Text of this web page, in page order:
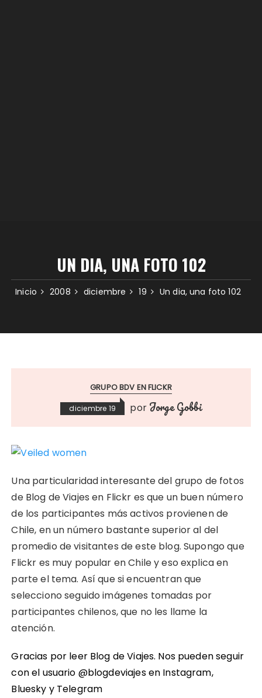
UN DIA, UNA FOTO 102
Inicio 2008 diciembre 19 Un dia, una foto 102
GRUPO BDV EN FLICKR
diciembre 19 por Jorge Gobbi
Una particularidad interesante del grupo de fotos
de Blog de Viajes en Flickr es que un buen número
de los participantes más activos provienen de
Chile, en un número bastante superior al del
promedio de visitantes de este blog. Supongo que
Flickr es muy popular en Chile y eso explica en
parte el tema. Así que si encuentran que
selecciono seguido imágenes tomadas por
participantes chilenos, que no les llame la
atención.
Gracias por leer Blog de Viajes. Nos pueden seguir
con el usuario @blogdeviajes en Instagram,
Bluesky y Telegram